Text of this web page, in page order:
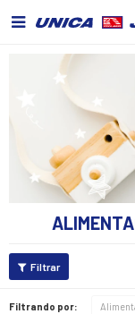

Filtrando por: